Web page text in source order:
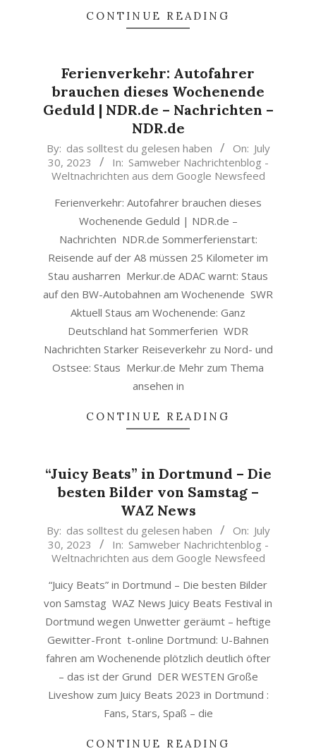
CONTINUE READING
Ferienverkehr: Autofahrer
brauchen dieses Wochenende
Geduld | NDR.de – Nachrichten –
NDR.de
2023-
07-
30
By: das solltest du gelesen haben On: July
30, 2023
In: Samweber Nachrichtenblog -
Weltnachrichten aus dem Google Newsfeed
Ferienverkehr: Autofahrer brauchen dieses
Wochenende Geduld | NDR.de –
Nachrichten NDR.de Sommerferienstart:
Reisende auf der A8 müssen 25 Kilometer im
Stau ausharren Merkur.de ADAC warnt: Staus
auf den BW-Autobahnen am Wochenende SWR
Aktuell Staus am Wochenende: Ganz
Deutschland hat Sommerferien WDR
Nachrichten Starker Reiseverkehr zu Nord- und
Ostsee: Staus Merkur.de Mehr zum Thema
ansehen in
CONTINUE READING
“Juicy Beats” in Dortmund – Die
besten Bilder von Samstag –
WAZ News
2023-
07-
30
By: das solltest du gelesen haben On: July
30, 2023
In: Samweber Nachrichtenblog -
Weltnachrichten aus dem Google Newsfeed
“Juicy Beats” in Dortmund – Die besten Bilder
von Samstag WAZ News Juicy Beats Festival in
Dortmund wegen Unwetter geräumt – heftige
Gewitter-Front t-online Dortmund: U-Bahnen
fahren am Wochenende plötzlich deutlich öfter
– das ist der Grund DER WESTEN Große
Liveshow zum Juicy Beats 2023 in Dortmund :
Fans, Stars, Spaß – die
CONTINUE READING